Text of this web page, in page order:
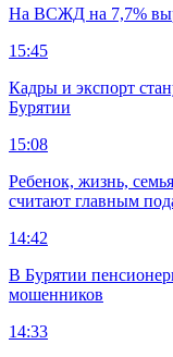
На ВСЖД на 7,7%
15:45
Кадры и экспорт
Бурятии
15:08
Ребенок, жизнь,
считают главным
14:42
В Бурятии
мошенников
14:33